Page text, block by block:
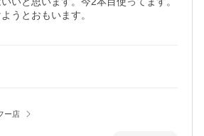
うとおもいます。
ー店